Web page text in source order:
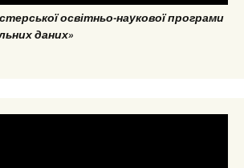
освітньо-наукової програми
даних»